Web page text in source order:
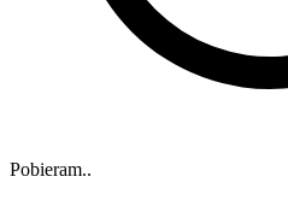
Pobieram..